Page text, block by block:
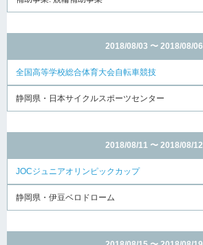
2018/08/03 〜 2018/08/06
全国高等学校総合体育大会自転車競技
静岡県・日本サイクルスポーツセンター
2018/08/11 〜 2018/08/12
JOCジュニアオリンピックカップ
静岡県・伊豆ベロドローム